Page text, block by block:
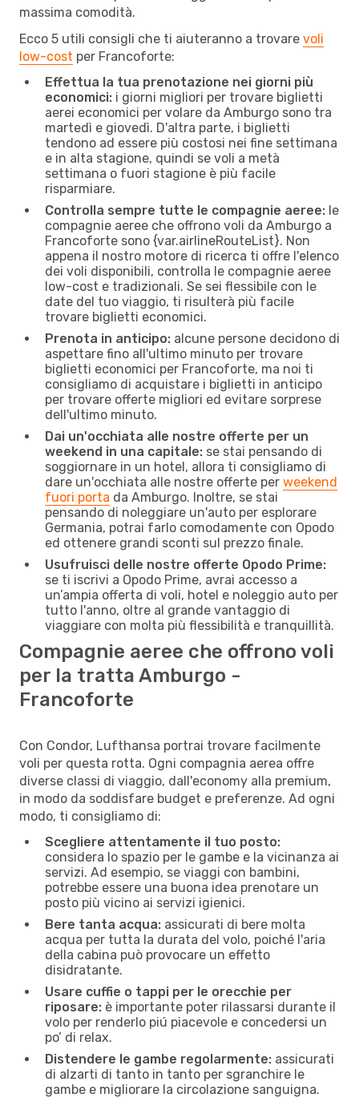
massima comodità.
Ecco 5 utili consigli che ti aiuteranno a trovare voli
low-cost per Francoforte:
Effettua la tua prenotazione nei giorni più
economici: i giorni migliori per trovare biglietti
aerei economici per volare da Amburgo sono tra
martedì e giovedì. D'altra parte, i biglietti
tendono ad essere più costosi nei fine settimana
e in alta stagione, quindi se voli a metà
settimana o fuori stagione è più facile
risparmiare.
Controlla sempre tutte le compagnie aeree: le
compagnie aeree che offrono voli da Amburgo a
Francoforte sono {​var.airlineRouteList}. Non
appena il nostro motore di ricerca ti offre l'elenco
dei voli disponibili, controlla le compagnie aeree
low-cost e tradizionali. Se sei flessibile con le
date del tuo viaggio, ti risulterà più facile
trovare biglietti economici.
Prenota in anticipo: alcune persone decidono di
aspettare fino all'ultimo minuto per trovare
biglietti economici per Francoforte, ma noi ti
consigliamo di acquistare i biglietti in anticipo
per trovare offerte migliori ed evitare sorprese
dell'ultimo minuto.
Dai un'occhiata alle nostre offerte per un
weekend in una capitale: se stai pensando di
soggiornare in un hotel, allora ti consigliamo di
dare un'occhiata alle nostre offerte per weekend
fuori porta da Amburgo. Inoltre, se stai
pensando di noleggiare un'auto per esplorare
Germania, potrai farlo comodamente con Opodo
ed ottenere grandi sconti sul prezzo finale.
Usufruisci delle nostre offerte Opodo Prime:
se ti iscrivi a Opodo Prime, avrai accesso a
un’ampia offerta di voli, hotel e noleggio auto per
tutto l'anno, oltre al grande vantaggio di
viaggiare con molta più flessibilità e tranquillità.
Compagnie aeree che offrono voli
per la tratta Amburgo -
Francoforte
Con Condor, Lufthansa portrai trovare facilmente
voli per questa rotta. Ogni compagnia aerea offre
diverse classi di viaggio, dall'economy alla premium,
in modo da soddisfare budget e preferenze. Ad ogni
modo, ti consigliamo di:
Scegliere attentamente il tuo posto:
considera lo spazio per le gambe e la vicinanza ai
servizi. Ad esempio, se viaggi con bambini,
potrebbe essere una buona idea prenotare un
posto più vicino ai servizi igienici.
Bere tanta acqua: assicurati di bere molta
acqua per tutta la durata del volo, poiché l'aria
della cabina può provocare un effetto
disidratante.
Usare cuffie o tappi per le orecchie per
riposare: è importante poter rilassarsi durante il
volo per renderlo piú piacevole e concedersi un
po’ di relax.
Distendere le gambe regolarmente: assicurati
di alzarti di tanto in tanto per sgranchire le
gambe e migliorare la circolazione sanguigna.